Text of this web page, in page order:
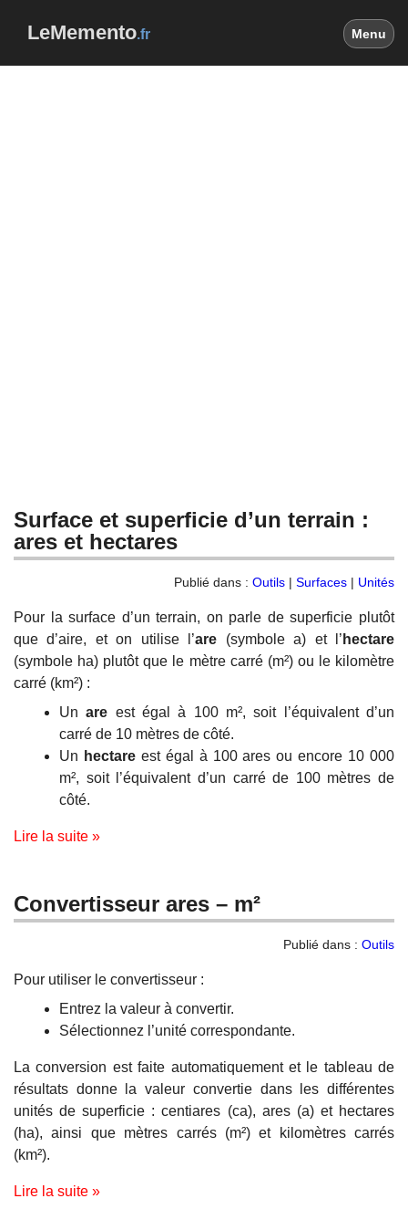
LeMemento.fr Menu
Surface et superficie d’un terrain :
ares et hectares
Publié dans : Outils | Surfaces | Unités
Pour la surface d’un terrain, on parle de superficie plutôt
que d’aire, et on utilise l’are (symbole a) et l’ hectare
(symbole ha) plutôt que le mètre carré (m²) ou le kilomètre
carré (km²) :
Unare est égal à 100 m², soit l’équivalent d’un
carré de 10 mètres de côté.
Un hectareest égal à 100 ares ou encore 10 000
m², soit l’équivalent d’un carré de 100 mètres de
côté.
Lire la suite »
Convertisseur ares – m²
Publié dans : Outils
Pour utiliser le convertisseur :
Entrez la valeur à convertir.
Sélectionnez l’unité correspondante.
La conversion est faite automatiquement et le tableau de
résultats donne la valeur convertie dans les différentes
unités de superficie : centiares (ca), ares (a) et hectares
(ha), ainsi que mètres carrés (m²) et kilomètres carrés
(km²).
Lire la suite »